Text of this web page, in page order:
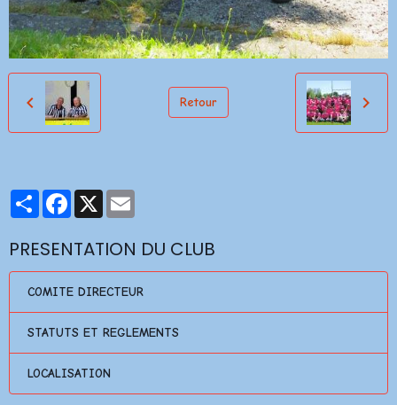
Retour
PartagerFacebook
X
PRESENTATION DU CLUB
COMITE DIRECTEUR
STATUTS ET REGLEMENTS
LOCALISATION